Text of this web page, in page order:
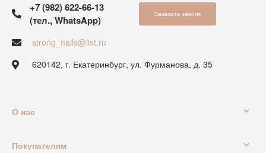
+7 (982) 622-66-13
(тел., WhatsApp)
Заказать звонок
strong_nails@list.ru
620142, г. Екатеринбург, ул. Фурманова, д. 35
О нас
Покупателям